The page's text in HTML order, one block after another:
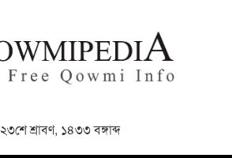
২৩শে শ্রাবণ, ১৪৩৩ বঙ্গাব্দ